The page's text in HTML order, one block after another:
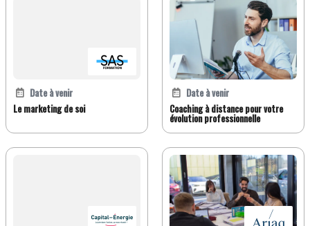
Date à venir
Le marketing de soi
Date à venir
Coaching à distance pour votre
évolution professionnelle